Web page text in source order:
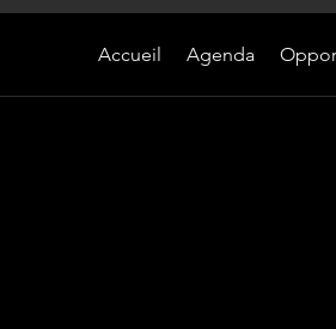
Accueil Agenda